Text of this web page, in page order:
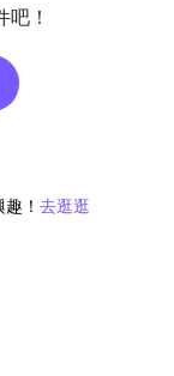
！
！ 去逛逛